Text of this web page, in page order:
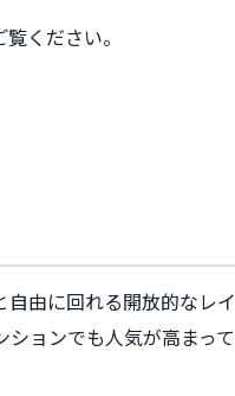
ください。
由に回れる開放的なレイ
ョンでも人気が高まって